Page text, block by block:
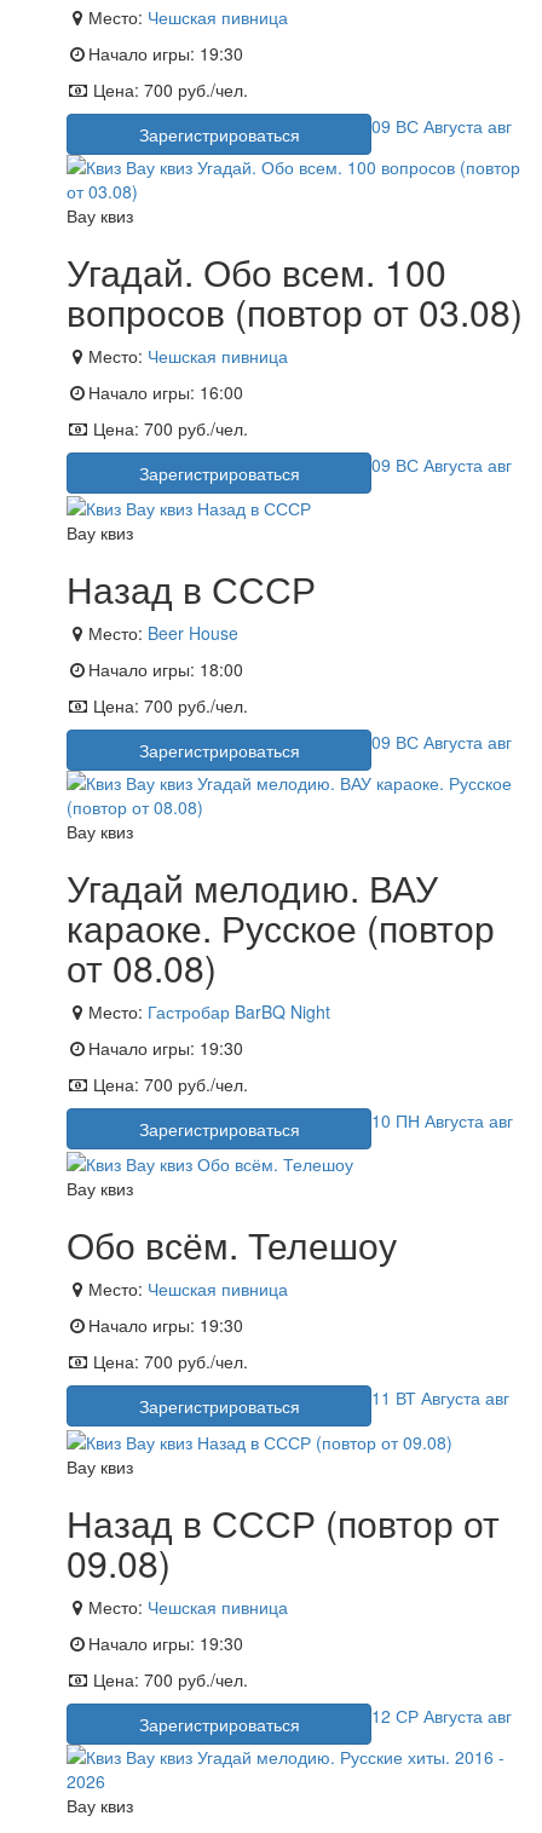
Место: Чешская пивница
Начало игры: 19:30
Цена: 700 руб./чел.
Зарегистрироваться
09 ВС Августа авг
Вау квиз
Угадай. Обо всем. 100
вопросов (повтор от 03.08)
Место: Чешская пивница
Начало игры: 16:00
Цена: 700 руб./чел.
Зарегистрироваться
09 ВС Августа авг
Вау квиз
Назад в СССР
Место: Beer House
Начало игры: 18:00
Цена: 700 руб./чел.
Зарегистрироваться
09 ВС Августа авг
Вау квиз
Угадай мелодию. ВАУ
караоке. Русское (повтор
от 08.08)
Место: Гастробар BarBQ Night
Начало игры: 19:30
Цена: 700 руб./чел.
Зарегистрироваться
10 ПН Августа авг
Вау квиз
Обо всём. Телешоу
Место: Чешская пивница
Начало игры: 19:30
Цена: 700 руб./чел.
Зарегистрироваться
11 ВТ Августа авг
Вау квиз
Назад в СССР (повтор от
09.08)
Место: Чешская пивница
Начало игры: 19:30
Цена: 700 руб./чел.
Зарегистрироваться
12 СР Августа авг
Вау квиз